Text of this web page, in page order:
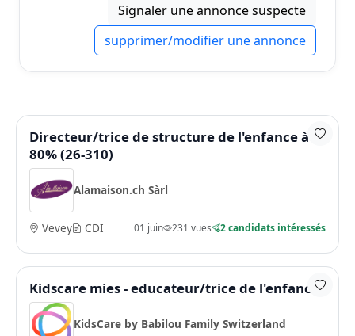
Signaler une annonce suspecte
supprimer/modifier une annonce
Directeur/trice de structure de l'enfance à
80% (26-310)
Alamaison.ch Sàrl
Vevey CDI 01 juin 231 vues 2 candidats intéressés
Kidscare mies - educateur/trice de l'enfance
KidsCare by Babilou Family Switzerland